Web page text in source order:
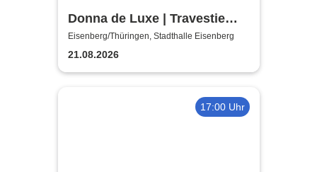
Donna de Luxe | Travestie
Show
Eisenberg/Thüringen, Stadthalle Eisenberg
21.08.2026
17:00 Uhr